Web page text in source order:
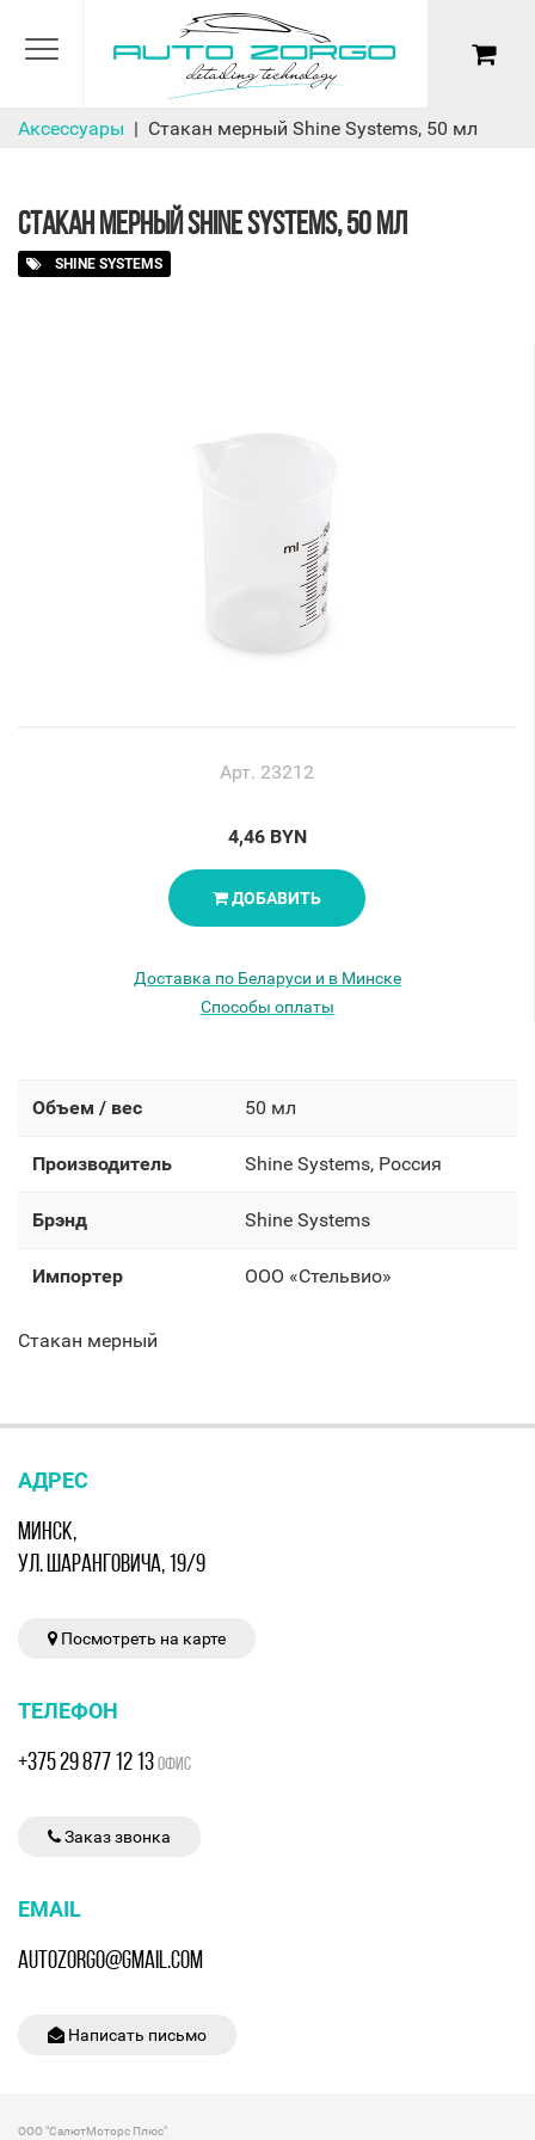
Аксессуары Стакан мерный Shine Systems, 50 мл
СТАКАН МЕРНЫЙ SHINE SYSTEMS, 50 МЛ
SHINE SYSTEMS
Арт. 23212
4,46 BYN
ДОБАВИТЬ
Доставка по Беларуси и в Минске
Способы оплаты
Объем / вес 50 мл
Производитель Shine Systems, Россия
Брэнд Shine Systems
Импортер OOO «Стельвио»
Стакан мерный
АДРЕС
МИНСК,
УЛ. ШАРАНГОВИЧА, 19/9
Посмотреть на карте
ТЕЛЕФОН
+375 29 877 12 13ОФИС
Заказ звонка
EMAIL
AUTOZORGO@GMAIL.COM
Написать письмо
ООО "СалютМоторс Плюс"